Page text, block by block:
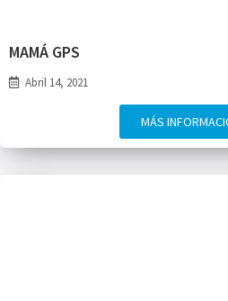
MAMÁ GPS
Abril 14, 2021
MÁS